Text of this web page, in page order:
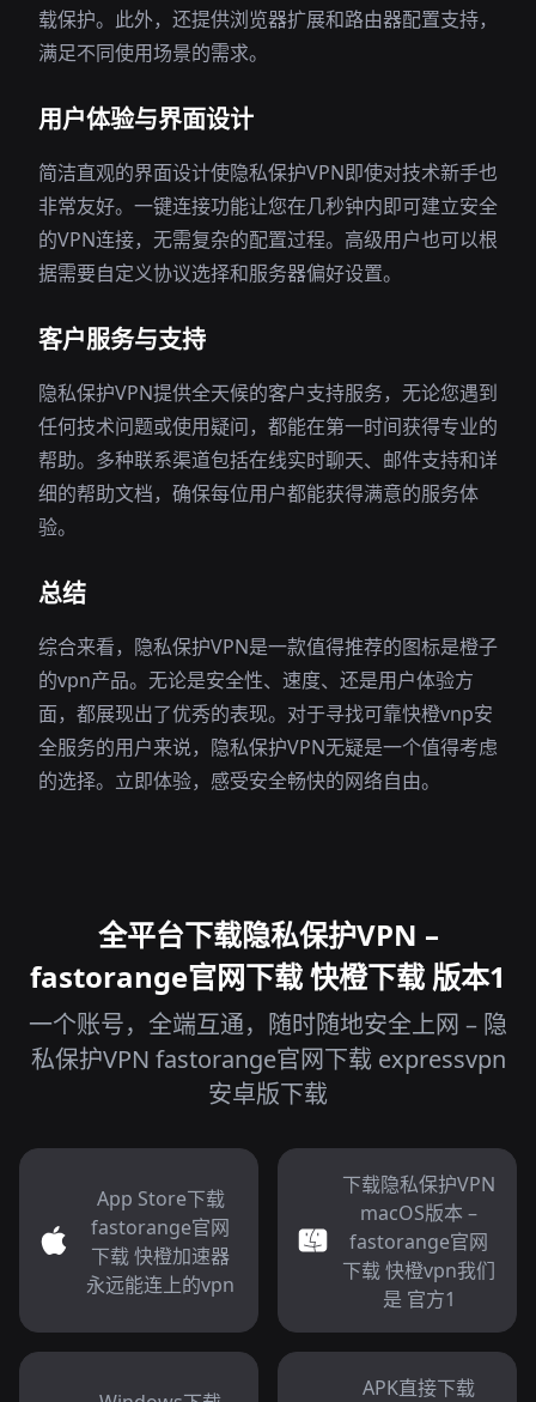
载保护。此外，还提供浏览器扩展和路由器配置支持，
满足不同使用场景的需求。
用户体验与界面设计
简洁直观的界面设计使隐私保护VPN即使对技术新手也
非常友好。一键连接功能让您在几秒钟内即可建立安全
的VPN连接，无需复杂的配置过程。高级用户也可以根
据需要自定义协议选择和服务器偏好设置。
客户服务与支持
隐私保护VPN提供全天候的客户支持服务，无论您遇到
任何技术问题或使用疑问，都能在第一时间获得专业的
帮助。多种联系渠道包括在线实时聊天、邮件支持和详
细的帮助文档，确保每位用户都能获得满意的服务体
验。
总结
综合来看，隐私保护VPN是一款值得推荐的图标是橙子
的vpn产品。无论是安全性、速度、还是用户体验方
面，都展现出了优秀的表现。对于寻找可靠快橙vnp安
全服务的用户来说，隐私保护VPN无疑是一个值得考虑
的选择。立即体验，感受安全畅快的网络自由。
全平台下载隐私保护VPN –
fastorange官网下载 快橙下载 版本1
一个账号，全端互通，随时随地安全上网 – 隐
私保护VPN fastorange官网下载 expressvpn
安卓版下载
App Store下载
fastorange官网
下载 快橙加速器
永远能连上的vpn
下载隐私保护VPN
macOS版本 –
fastorange官网
下载 快橙vpn我们
是 官方1
APK直接下载